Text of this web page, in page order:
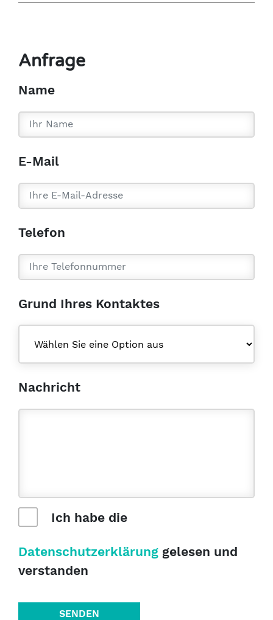
Anfrage
Name
E-Mail
Telefon
Grund Ihres Kontaktes
Nachricht
Ich habe die
Datenschutzerklärung gelesen und
verstanden
SENDEN